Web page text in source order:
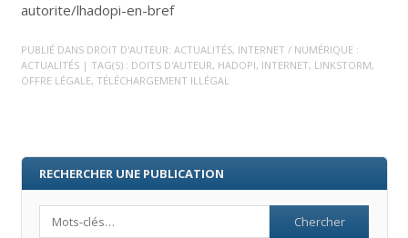
autorite/lhadopi-en-bref
PUBLIÉ DANS DROIT D'AUTEUR: ACTUALITÉS, INTERNET / NUMÉRIQUE :
ACTUALITÉS | TAG(S) : DOITS D'AUTEUR, HADOPI, INTERNET, LINKSTORM,
OFFRE LÉGALE, TÉLÉCHARGEMENT ILLÉGAL
RECHERCHER UNE PUBLICATION